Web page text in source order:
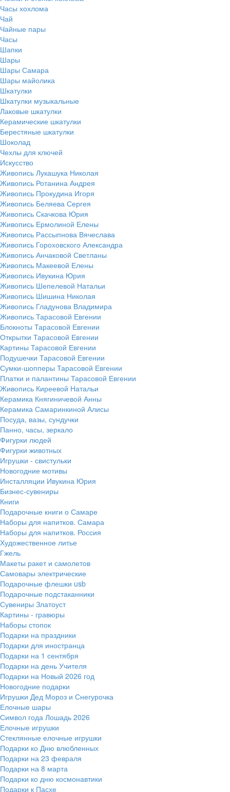
Часы хохлома
Чай
Чайные пары
Часы
Шапки
Шары
Шары Самара
Шары майолика
Шкатулки
Шкатулки музыкальные
Лаковые шкатулки
Керамические шкатулки
Берестяные шкатулки
Шоколад
Чехлы для ключей
Искусство
Живопись Лукашука Николая
Живопись Ротанина Андрея
Живопись Прокудина Игоря
Живопись Беляева Сергея
Живопись Скачкова Юрия
Живопись Ермолиной Елены
Живопись Рассыпнова Вячеслава
Живопись Гороховского Александра
Живопись Анчаковой Светланы
Живопись Макеевой Елены
Живопись Ивукина Юрия
Живопись Шепелевой Натальи
Живопись Шишина Николая
Живопись Гладунова Владимира
Живопись Тарасовой Евгении
Блокноты Тарасовой Евгении
Открытки Тарасовой Евгении
Картины Тарасовой Евгении
Подушечки Тарасовой Евгении
Сумки-шопперы Тарасовой Евгении
Платки и палантины Тарасовой Евгении
Живопись Киреевой Натальи
Керамика Княгиничевой Анны
Керамика Самаринкиной Алисы
Посуда, вазы, сундучки
Панно, часы, зеркало
Фигурки людей
Фигурки животных
Игрушки - свистульки
Новогодние мотивы
Инсталляции Ивукина Юрия
Бизнес-сувениры
Книги
Подарочные книги о Самаре
Наборы для напитков. Самара
Наборы для напитков. Россия
Художественное литье
Гжель
Макеты ракет и самолетов
Самовары электрические
Подарочные флешки usb
Подарочные подстаканники
Сувениры Златоуст
Картины - гравюры
Наборы стопок
Подарки на праздники
Подарки для иностранца
Подарки на 1 сентября
Подарки на день Учителя
Подарки на Новый 2026 год
Новогодние подарки
Игрушки Дед Мороз и Снегурочка
Елочные шары
Символ года Лошадь 2026
Елочные игрушки
Стеклянные елочные игрушки
Подарки ко Дню влюбленных
Подарки на 23 февраля
Подарки на 8 марта
Подарки ко дню космонавтики
Подарки к Пасхе